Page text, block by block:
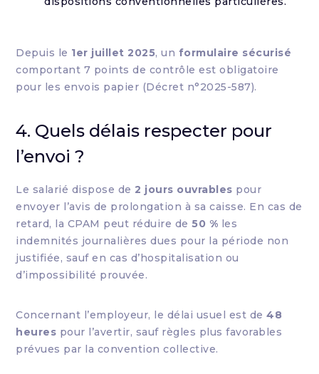
Depuis le 1er juillet 2025, un formulaire sécurisé
comportant 7 points de contrôle est obligatoire
pour les envois papier (Décret n°2025-587).
4. Quels délais respecter pour
l’envoi ?
Le salarié dispose de 2 jours ouvrables pour
envoyer l’avis de prolongation à sa caisse. En cas de
retard, la CPAM peut réduire de50 % les
indemnités journalières dues pour la période non
justifiée, sauf en cas d’hospitalisation ou
d’impossibilité prouvée.
Concernant l’employeur, le délai usuel est de48
heures pour l’avertir, sauf règles plus favorables
prévues par la convention collective.